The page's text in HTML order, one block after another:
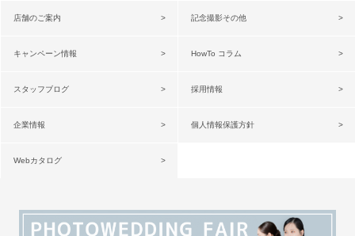
店舗のご案内 記念撮影その他
キャンペーン情報 HowTo コラム
スタッフブログ 採用情報
企業情報 個人情報保護方針
Webカタログ